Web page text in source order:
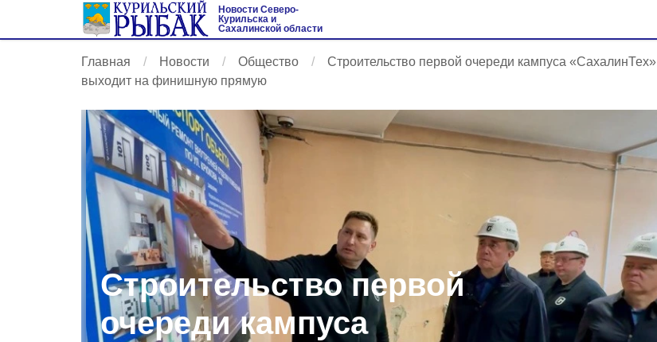
Новости Северо-
Курильска и
Сахалинской области
Главная Новости Общество
Строительство первой очереди кампуса «СахалинТех»
выходит на финишную прямую
Строительство первой
очереди кампуса